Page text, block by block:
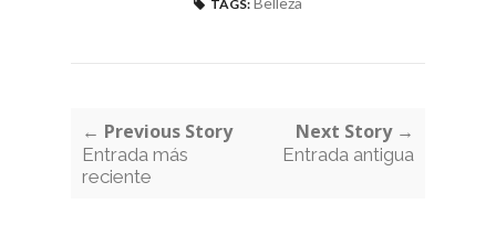
TAGS:
← Previous Story
Entrada más
reciente
Next Story →
Entrada antigua